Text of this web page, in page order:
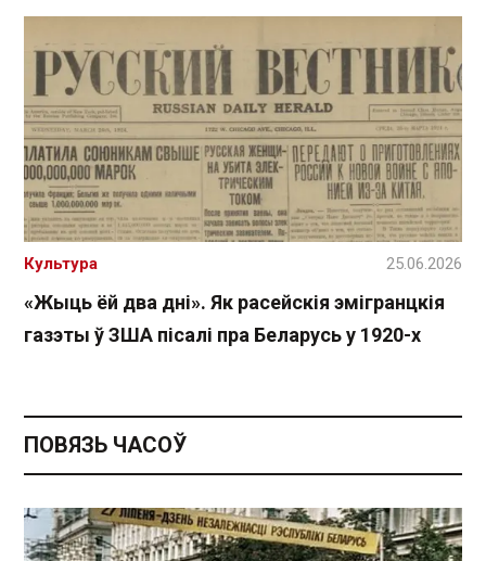
«Жыць ёй два дні». Як расейскія эмігранцкія
газэты ў ЗША пісалі пра Беларусь у 1920-х
Культура 25.06.2026
ПОВЯЗЬ ЧАСОЎ